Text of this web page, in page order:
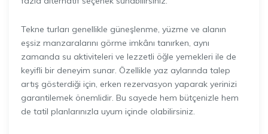
Tekne turları genellikle güneşlenme, yüzme ve alanın
eşsiz manzaralarını görme imkânı tanırken, aynı
zamanda su aktiviteleri ve lezzetli öğle yemekleri ile de
keyifli bir deneyim sunar. Özellikle yaz aylarında talep
artış gösterdiği için, erken rezervasyon yaparak yerinizi
garantilemek önemlidir. Bu sayede hem bütçenizle hem
de tatil planlarınızla uyum içinde olabilirsiniz.